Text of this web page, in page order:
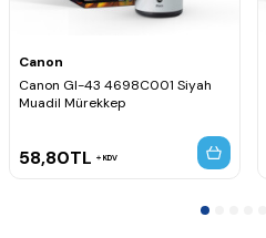
Canon
Canon GI-43 4698C001 Siyah
Muadil Mürekkep
58,80TL KDV